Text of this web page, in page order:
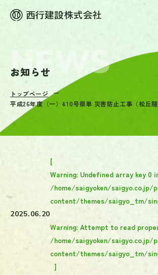
お知らせ
トップページ
平成26年度（一）410号県単 災害防止工事（松丘隧
2025.06.20
[
Warning: Undefined array key 0
/home/saigyoken/
content/themes/saigyo_tm/
Warning: Attempt to read
/home/saigyoken/
content/themes/saigyo_tm/
]